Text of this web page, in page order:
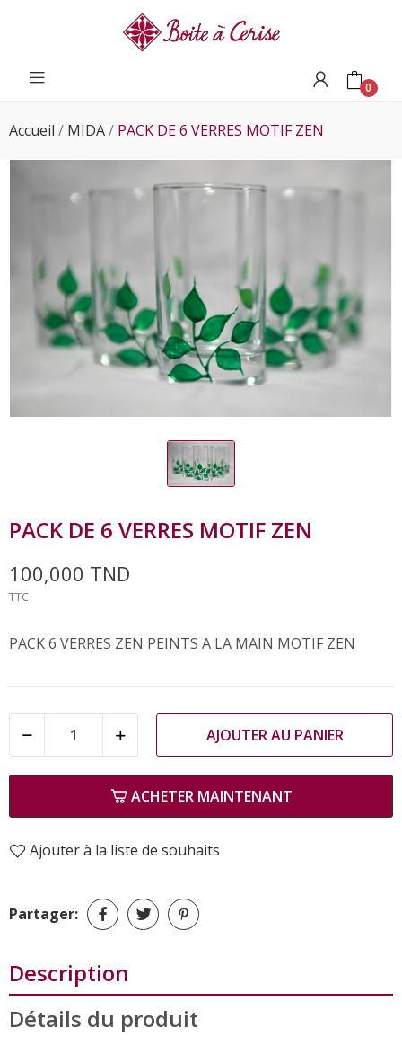
0
Accueil MIDA PACK DE 6 VERRES MOTIF ZEN
PACK DE 6 VERRES MOTIF ZEN
100,000 TND
TTC
PACK 6 VERRES ZEN PEINTS A LA MAIN MOTIF ZEN
AJOUTER AU PANIER
ACHETER MAINTENANT
Ajouter à la liste de souhaits
Partager:
Description
Détails du produit